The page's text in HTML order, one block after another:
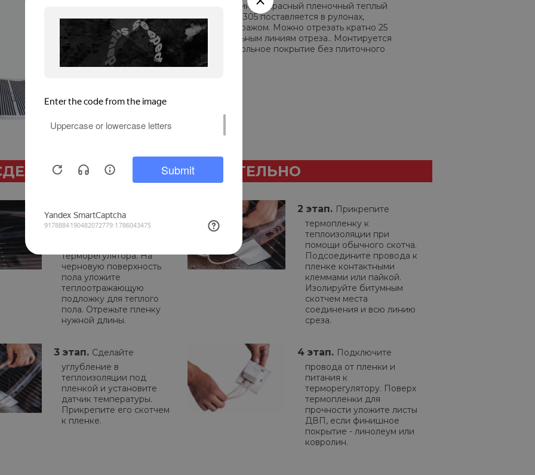
Классический инфракрасный пленочный теплый
пол ЭНЕРПИЯ 305 поставляется в рулонах,
продается метражом. Можно отрезать кратно 25
см. по специальным линиям отреза.. Монтируется
прямо под напольное покрытие без плиточного
клея и стяжки
МОНТАЖ САМОСТОЯТЕЛЬНО
расположения пленки и
терморегулятора. На
черновую поверхность
пола уложите
теплоотражающую
подложку для теплого
пола. Отрежьте пленку
нужной длины.
2 этап. Прикрепите
термопленку к
теплоизоляции при
помощи обычного скотча.
Подсоедините провода к
пленке контактными
клеммами или пайкой.
Изолируйте битумным
скотчем места
соединения и всю линию
среза.
3 этап. Сделайте
углубление в
теплоизоляции под
пленкой и установите
датчик температуры.
Прикрепите его скотчем
к пленке.
4 этап. Подключите
провода от пленки и
питания к
терморегулятору. Поверх
термопленки для
прочности уложите листы
ДВП, если финишное
покрытие - линолеум или
ковролин.